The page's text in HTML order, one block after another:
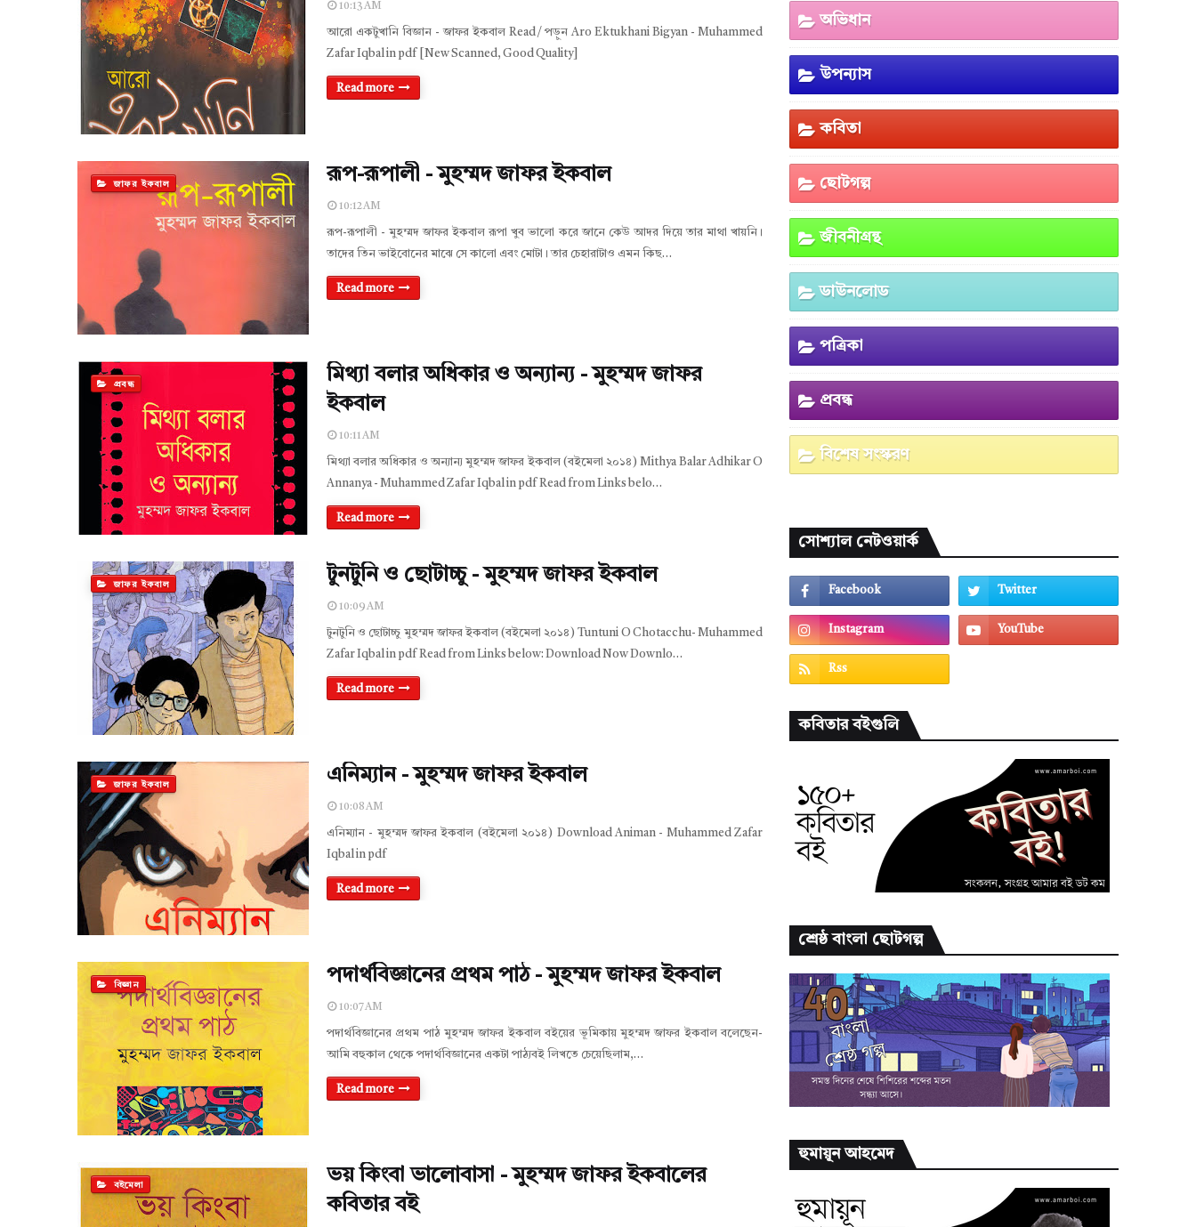
10:13 AM
আরো একটুখানি বিজ্ঞান - জাফর ইকবাল Read / পড়ুন Aro Ektukhani Bigyan - Muhammed
Zafar Iqbal in pdf [New Scanned, Good Quality]
Read more
জাফর ইকবাল রূপ-রূপালী - মুহম্মদ জাফর ইকবাল
10:12 AM
রূপ-রূপালী - মুহম্মদ জাফর ইকবাল রূপা খুব ভালো করে জানে কেউ আদর দিয়ে তার মাথা খায়নি।
তাদের তিন ভাইবোনের মাঝে সে কালো এবং মোটা। তার চেহারাটাও এমন কিছ…
Read more
প্রবন্ধ
মিথ্যা বলার অধিকার ও অন্যান্য - মুহম্মদ জাফর
ইকবাল
10:11 AM
মিথ্যা বলার অধিকার ও অন্যান্য মুহম্মদ জাফর ইকবাল (বইমেলা ২০১৪) Mithya Balar Adhikar O
Annanya - Muhammed Zafar Iqbal in pdf Read from Links belo…
Read more
জাফর ইকবাল টুনটুনি ও ছোটাচ্চু - মুহম্মদ জাফর ইকবাল
10:09 AM
টুনটুনি ও ছোটাচ্চু মুহম্মদ জাফর ইকবাল (বইমেলা ২০১৪) Tuntuni O Chotacchu- Muhammed
Zafar Iqbal in pdf Read from Links below: Download Now Downlo…
Read more
জাফর ইকবাল এনিম্যান - মুহম্মদ জাফর ইকবাল
10:08 AM
এনিম্যান - মুহম্মদ জাফর ইকবাল (বইমেলা ২০১৪) Download Animan - Muhammed Zafar
Iqbal in pdf
Read more
বিজ্ঞান পদার্থবিজ্ঞানের প্রথম পাঠ - মুহম্মদ জাফর ইকবাল
10:07 AM
পদার্থবিজ্ঞানের প্রথম পাঠ মুহম্মদ জাফর ইকবাল বইয়ের ভূমিকায় মুহম্মদ জাফর ইকবাল বলেছেন-
আমি বহুকাল থেকে পদার্থবিজ্ঞানের একটা পাঠ্যবই লিখতে চেয়েছিলাম,…
Read more
বইমেলা
ভয় কিংবা ভালোবাসা - মুহম্মদ জাফর ইকবালের
কবিতার বই
অভিধান
উপন্যাস
কবিতা
ছোটগল্প
জীবনীগ্রন্থ
ডাউনলোড
পত্রিকা
প্রবন্ধ
বিশেষ সংস্করণ
সোশ্যাল নেটওয়ার্ক
কবিতার বইগুলি
শ্রেষ্ঠ বাংলা ছোটগল্প
হুমায়ূন আহমেদ